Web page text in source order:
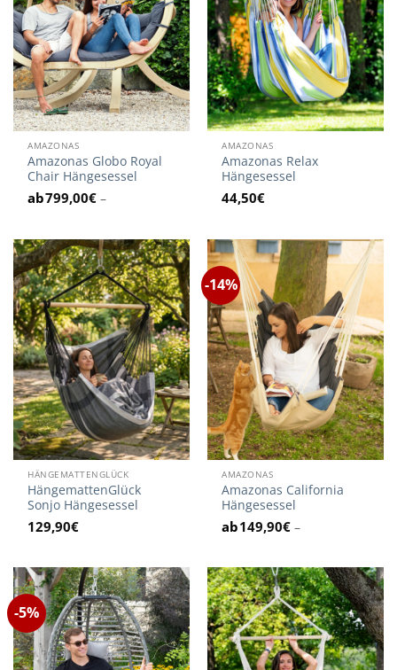
AMAZONAS
Amazonas Globo Royal
Chair Hängesessel
799,00€ –
AMAZONAS
Amazonas Relax
Hängesessel
44,50€
HÄNGEMATTENGLÜCK
HängemattenGlück
Sonjo Hängesessel
129,90€
-14%
AMAZONAS
Amazonas California
Hängesessel
149,90€ –
-5%